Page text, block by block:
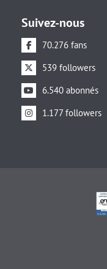
Suivez-nous
70.276 fans
539 followers
6.540 abonnés
1.177 followers